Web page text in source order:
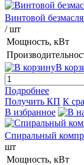
Винтовой
/ шт
Мощность, кВт
В
Подробнее
Получить КП К
В избранное
Спиральный
шт
Мощность, кВт